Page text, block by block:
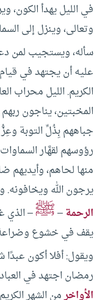
في الليل يهدأ الكون،
وتعالى، وينزل إلى
سأله، ويستجيب لمن
عليه أن يجتهد في
الكريم.الليل محراب
المخبتين، يناجون
جباههم بِذُلِّ التوبة
رؤوسهم لقهَّار
منها لحاهم، وأيديهم
يرجون الله ويخافونه.
الرحمة–ﷺ– الذي
يقف في خشوع
ويقول: أفلا أكون عبدًا
رمضان اجتهد في
الأواخرمن الشهر